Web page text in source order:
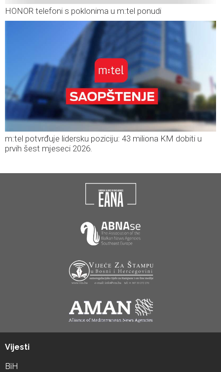
HONOR telefoni s poklonima u m:tel ponudi
m:tel potvrđuje lidersku poziciju: 43 miliona KM dobiti u
prvih šest mjeseci 2026.
Vijesti
BiH